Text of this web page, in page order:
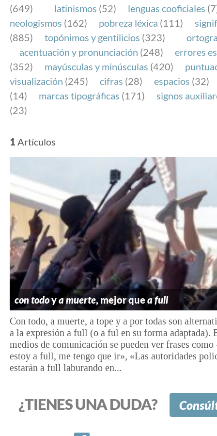
(649)
latinismos (52) lenguas cooficiales
neologismos (162) pobreza léxica (111)
(885)
topónimos y gentilicios (323)
acentuación y pronunciación (248)
errores
(352)
mayúsculas y minúsculas (420)
visualización (245) cifras (28) espacios (32)
(14)
marcas tipográficas (171)
signos
(23)
1 Artículos
con todoya muerte, mejor quea full
Con todo, a muerte, a tope y a por todas son
a la expresión a full (o a ful en su forma adaptada).
medios de comunicación se pueden ver frases como
estoy a full, me tengo que ir», «Las autoridades
estarán a full laburando en...
¿TIENES UNA DUDA?